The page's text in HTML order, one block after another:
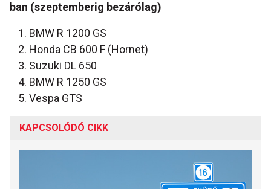
ban (szeptemberig bezárólag)
BMW R 1200 GS
Honda CB 600 F (Hornet)
Suzuki DL 650
BMW R 1250 GS
Vespa GTS
KAPCSOLÓDÓ CIKK